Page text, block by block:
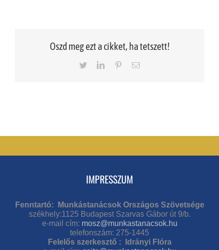
Oszd meg ezt a cikket, ha tetszett!
TwitterLinkedInPinterestEmail
IMPRESSZUM
Fenntartó: Munkástanácsok Országos Szövetsége
székhely:1125 Budapest Szarvas Gábor út 9/b.
e-mail cím: mosz@munkastanacsok.hu
telefonszám: 275-1445
Felelős szerkesztő : Idrányi Flóra